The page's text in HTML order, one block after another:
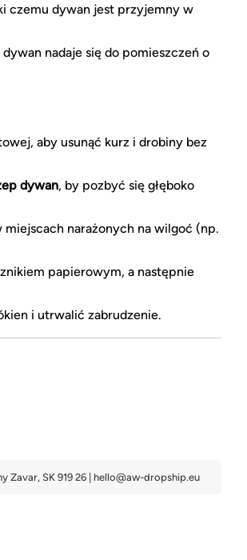
czemu dywan jest przyjemny w
nadaje się do pomieszczeń o
aby usunąć kurz i drobiny bez
dywan, by pozbyć się głęboko
narażonych na wilgoć (np.
papierowym, a następnie
i utrwalić zabrudzenie.